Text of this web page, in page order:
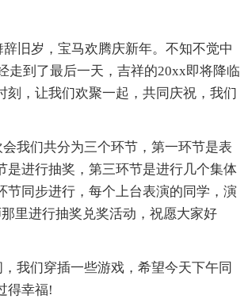
旧岁，宝马欢腾庆新年。不知不觉中
走到了最后一天，吉祥的20xx即将降临
刻，让我们欢聚一起，共同庆祝，我们
我们共分为三个环节，第一环节是表
是进行抽奖，第三环节是进行几个集体
节同步进行，每个上台表演的同学，演
里进行抽奖兑奖活动，祝愿大家好
我们穿插一些游戏，希望今天下午同
得幸福!